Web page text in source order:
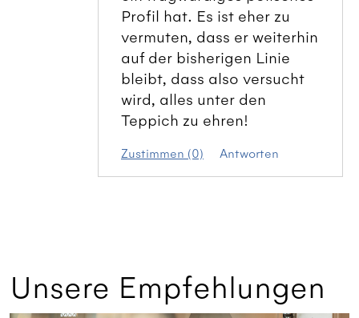
Profil hat. Es ist eher zu
vermuten, dass er weiterhin
auf der bisherigen Linie
bleibt, dass also versucht
wird, alles unter den
Teppich zu ehren!
Zustimmen (0) Antworten
Unsere Empfehlungen